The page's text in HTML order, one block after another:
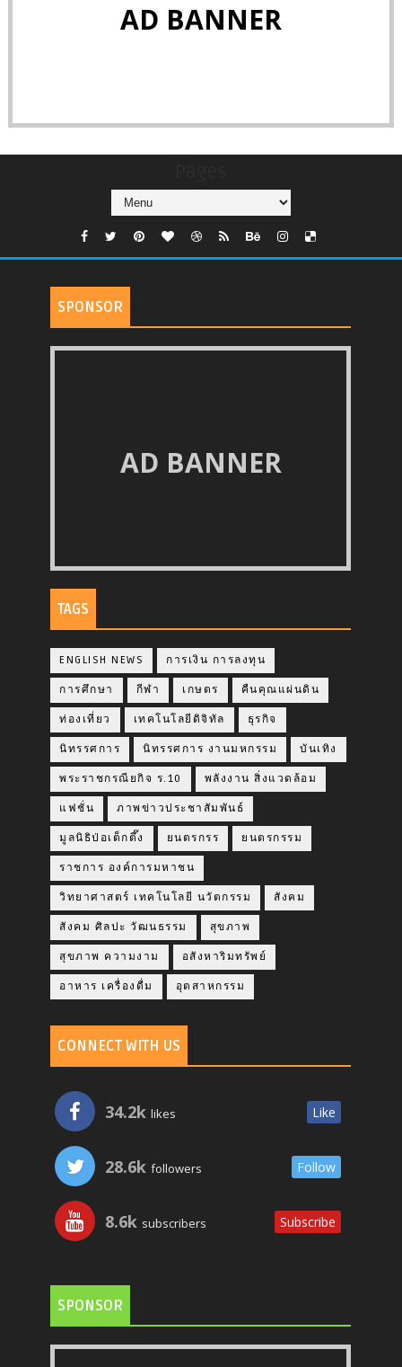
AD BANNER
SPONSOR
AD BANNER
TAGS
ENGLISH NEWS การเงิน การลงทุน
การศึกษา กีฬา เกษตร คืนคุณแผ่นดิน
ท่องเที่ยว เทคโนโลยีดิจิทัล ธุรกิจ
นิทรรศการ นิทรรศการ งานมหกรรม บันเทิง
พระราชกรณียกิจ ร.10 พลังงาน สิ่งแวดล้อม
แฟชั่น ภาพข่าวประชาสัมพันธ์
มูลนิธิป่อเต็กตึ๊ง ยนตรกรร ยนตรกรรม
ราชการ องค์การมหาชน
วิทยาศาสตร์ เทคโนโลยี นวัตกรรม สังคม
สังคม ศิลปะ วัฒนธรรม สุขภาพ
สุขภาพ ความงาม อสังหาริมทรัพย์
อาหาร เครื่องดื่ม อุตสาหกรรม
CONNECT WITH US
34.2k likes Like
28.6k followers Follow
8.6k subscribers Subscribe
SPONSOR